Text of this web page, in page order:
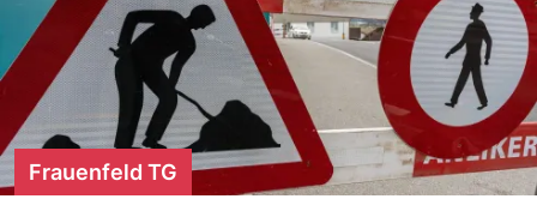
Frauenfeld TG